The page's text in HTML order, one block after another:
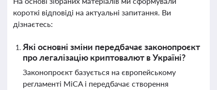
короткі відповіді на актуальні запитання. Ви
дізнаєтесь:
Які основні зміни передбачає законопроєкт
про легалізацію криптовалют в Україні?
Законопроєкт базується на європейському
регламенті MiCA і передбачає створення